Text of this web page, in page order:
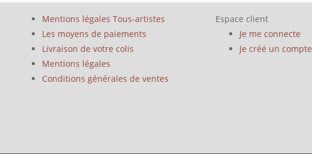
Mentions légales Tous-artistes
Les moyens de paiements
Livraison de votre colis
Mentions légales
Conditions générales de ventes
Espace client
Je me connecte
Je créé un compte